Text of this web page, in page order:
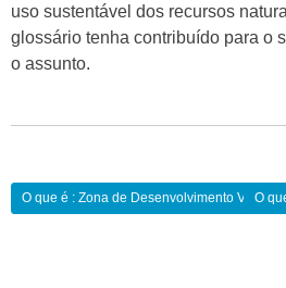
uso sustentável dos recursos
glossário tenha contribuído para o
o assunto.
Navegação
O que é : Zona de Desenvolvimento Vital:
O